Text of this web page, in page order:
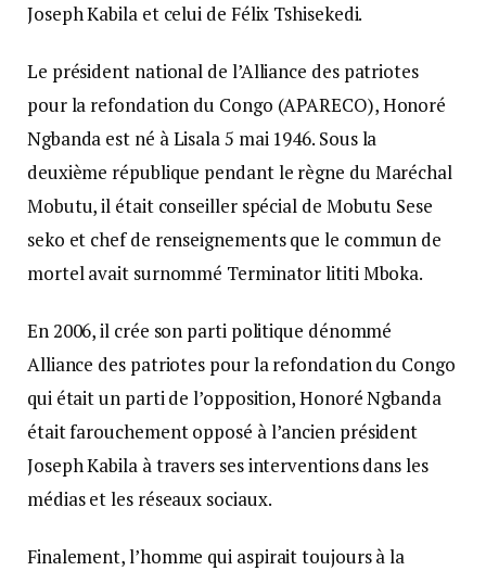
Joseph Kabila et celui de Félix Tshisekedi.
Le président national de l’Alliance des patriotes
pour la refondation du Congo (APARECO), Honoré
Ngbanda est né à Lisala 5 mai 1946. Sous la
deuxième république pendant le règne du Maréchal
Mobutu, il était conseiller spécial de Mobutu Sese
seko et chef de renseignements que le commun de
mortel avait surnommé Terminator lititi Mboka.
En 2006, il crée son parti politique dénommé
Alliance des patriotes pour la refondation du Congo
qui était un parti de l’opposition, Honoré Ngbanda
était farouchement opposé à l’ancien président
Joseph Kabila à travers ses interventions dans les
médias et les réseaux sociaux.
Finalement, l’homme qui aspirait toujours à la